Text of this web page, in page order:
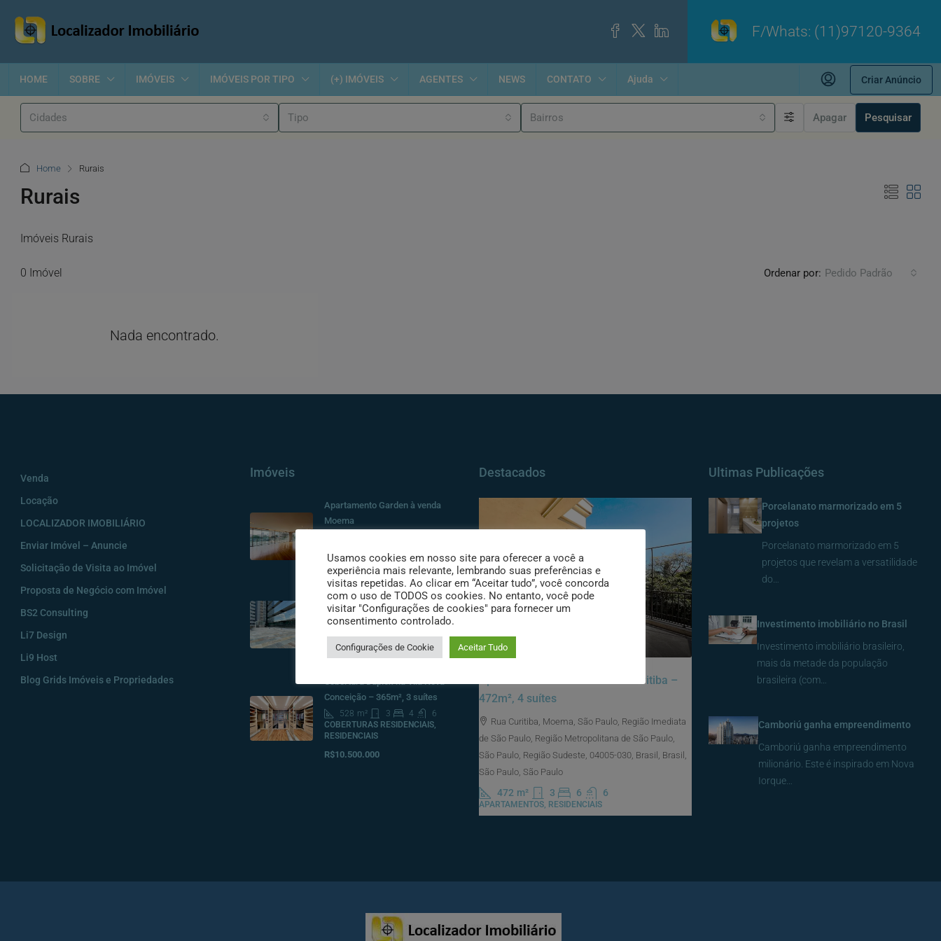
F/Whats: (11)97120-9364
HOME SOBRE IMÓVEIS IMÓVEIS POR TIPO (+) IMÓVEIS AGENTES NEWS CONTATO Ajuda Criar Anúncio
Cidades Tipo Bairros Apagar Pesquisar
Home Rurais
Rurais
Imóveis Rurais
0 Imóvel Ordenar por: Pedido Padrão
Nada encontrado.
Venda
Locação
LOCALIZADOR IMOBILIÁRIO
Enviar Imóvel – Anuncie
Solicitação de Visita ao Imóvel
Proposta de Negócio com Imóvel
BS2 Consulting
Li7 Design
Li9 Host
Blog Grids Imóveis e Propriedades
Imóveis
Apartamento Garden à venda
Moema
R$ 17.000.000
PRÉDIO NOVO LOCAÇÃO
PARAÍSO
1063900 m²
CORPORATIVOS
Consulte
Cobertura Duplex na Vila Nova
Conceição – 365m², 3 suítes
528 m² 3 4
6
COBERTURAS RESIDENCIAIS,
RESIDENCIAIS
R$10.500.000
Destacados
R$23.000.000
Apartamento à venda na Rua Curitiba –
472m², 4 suítes
Rua Curitiba, Moema, São Paulo, Região Imediata
de São Paulo, Região Metropolitana de São Paulo,
São Paulo, Região Sudeste, 04005-030, Brasil, Brasil,
São Paulo, São Paulo
472 m² 3 6 6
APARTAMENTOS, RESIDENCIAIS
Ultimas Publicações
Porcelanato marmorizado em 5
projetos
Porcelanato marmorizado em 5
projetos que revelam a versatilidade
do…
Investimento imobiliário no Brasil
Investimento imobiliário brasileiro,
mais da metade da população
brasileira (com…
Camboriú ganha empreendimento
Camboriú ganha empreendimento
milionário. Este é inspirado em Nova
Iorque…
Usamos cookies em nosso site para oferecer a você a
experiência mais relevante, lembrando suas preferências e
visitas repetidas. Ao clicar em “Aceitar tudo”, você concorda
com o uso de TODOS os cookies. No entanto, você pode
visitar "Configurações de cookies" para fornecer um
consentimento controlado.
Configurações de Cookie Aceitar Tudo